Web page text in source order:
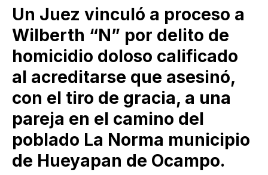
Un Juez vinculó a proceso a
Wilberth “N” por delito de
homicidio doloso calificado
al acreditarse que asesinó,
con el tiro de gracia, a una
pareja en el camino del
poblado La Norma municipio
de Hueyapan de Ocampo.